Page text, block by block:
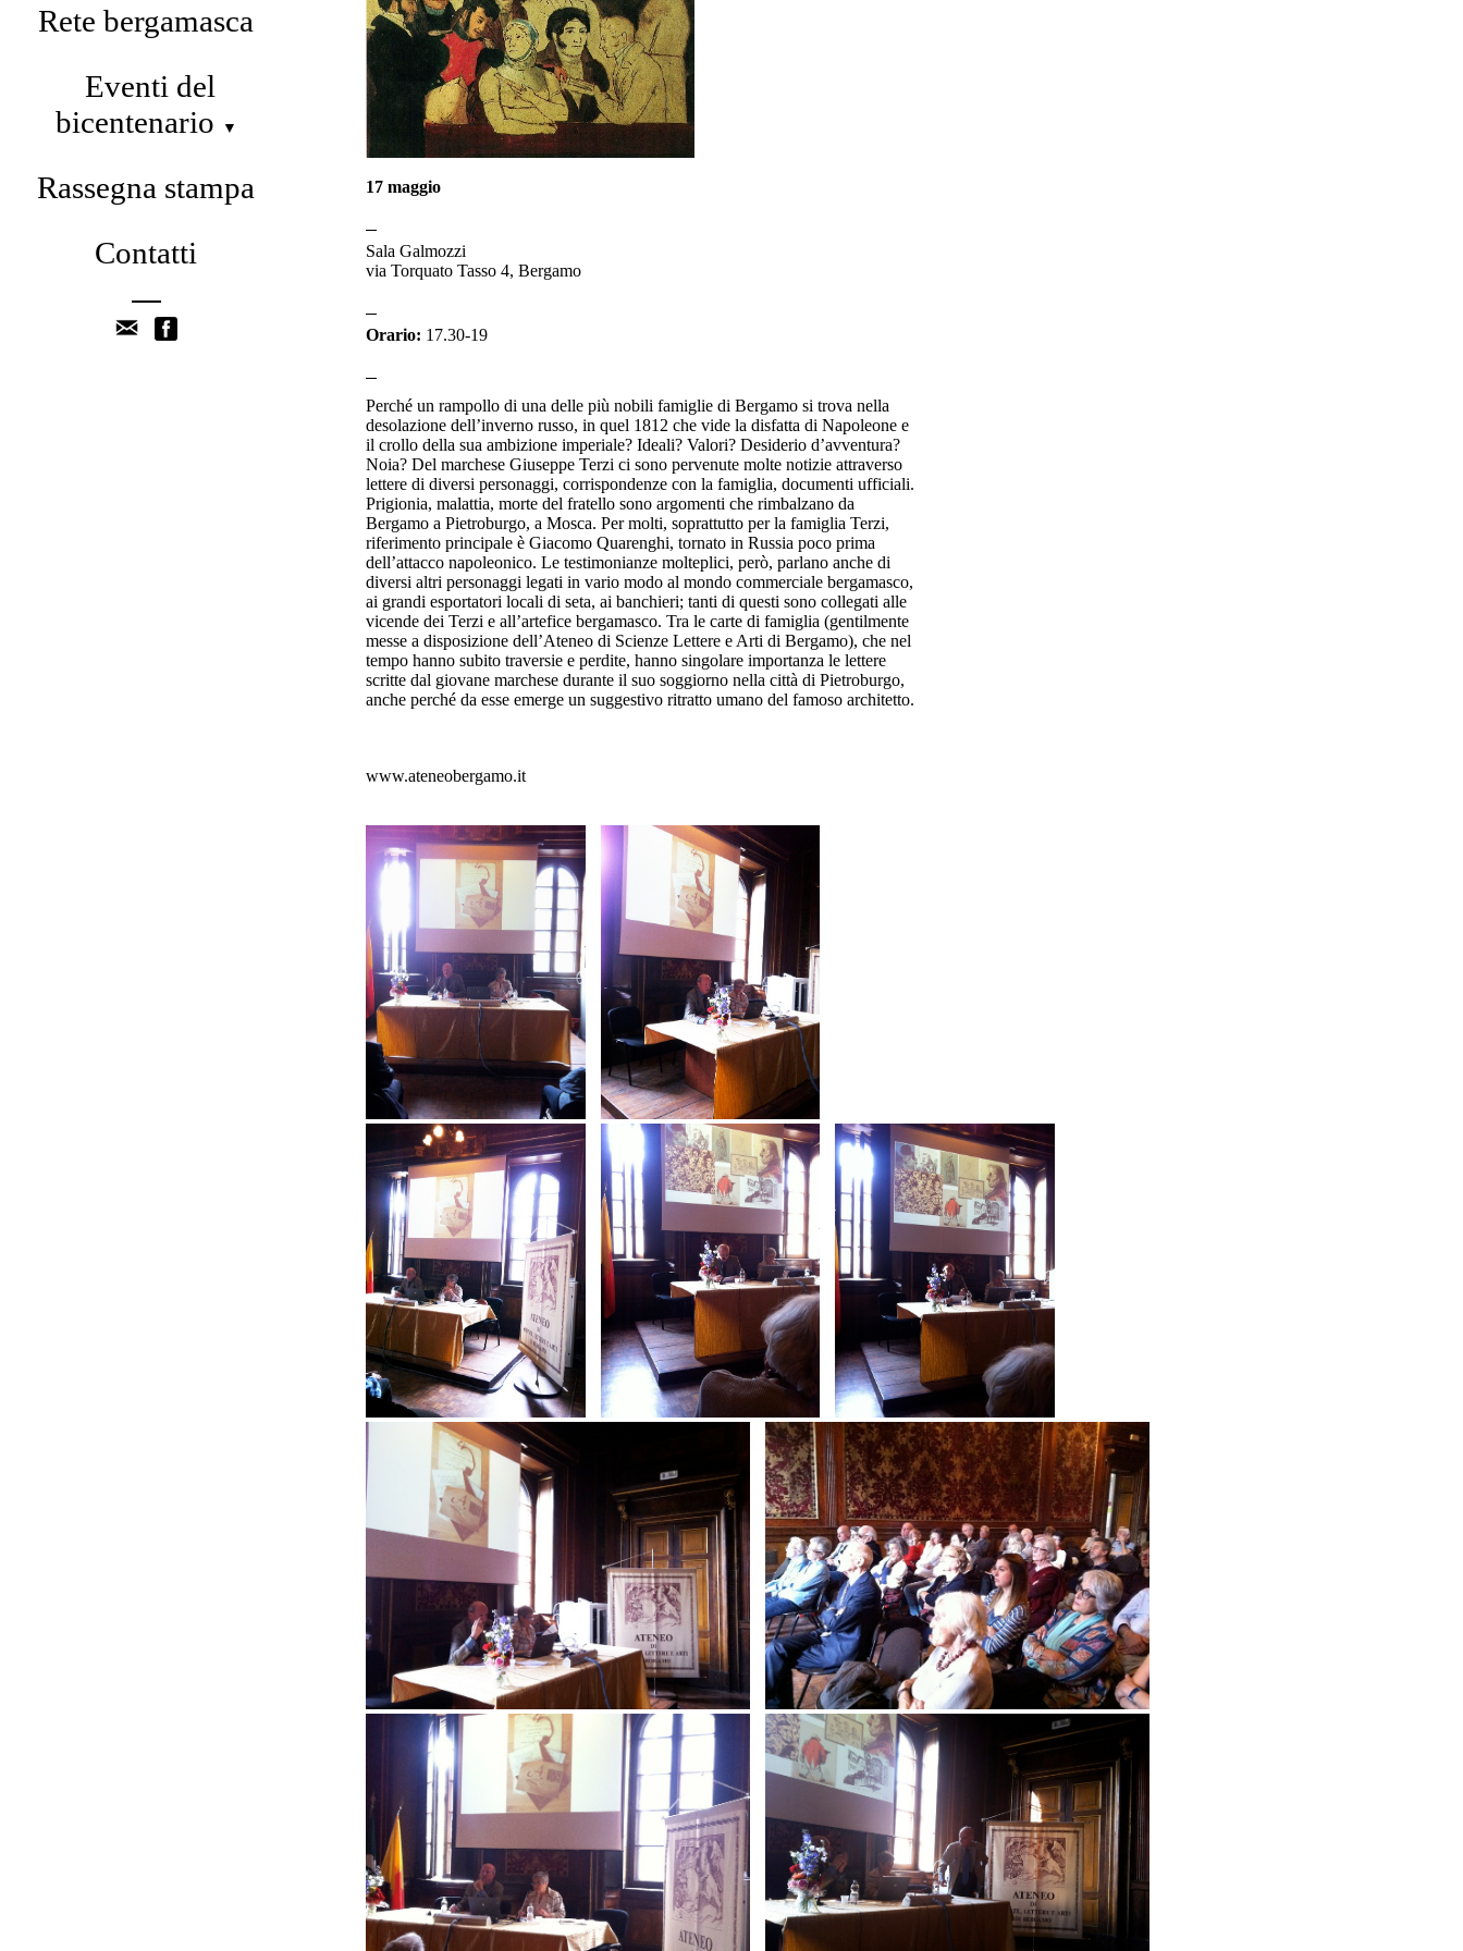
Rete bergamasca
Eventi del
bicentenario
▼
Rassegna stampa
Contatti
17 maggio
Sala Galmozzi
via Torquato Tasso 4, Bergamo
Orario: 17.30-19
Perché un rampollo di una delle più nobili famiglie di Bergamo si trova nella
desolazione dell’inverno russo, in quel 1812 che vide la disfatta di Napoleone e
il crollo della sua ambizione imperiale? Ideali? Valori? Desiderio d’avventura?
Noia? Del marchese Giuseppe Terzi ci sono pervenute molte notizie attraverso
lettere di diversi personaggi, corrispondenze con la famiglia, documenti ufficiali.
Prigionia, malattia, morte del fratello sono argomenti che rimbalzano da
Bergamo a Pietroburgo, a Mosca. Per molti, soprattutto per la famiglia Terzi,
riferimento principale è Giacomo Quarenghi, tornato in Russia poco prima
dell’attacco napoleonico. Le testimonianze molteplici, però, parlano anche di
diversi altri personaggi legati in vario modo al mondo commerciale bergamasco,
ai grandi esportatori locali di seta, ai banchieri; tanti di questi sono collegati alle
vicende dei Terzi e all’artefice bergamasco. Tra le carte di famiglia (gentilmente
messe a disposizione dell’Ateneo di Scienze Lettere e Arti di Bergamo), che nel
tempo hanno subito traversie e perdite, hanno singolare importanza le lettere
scritte dal giovane marchese durante il suo soggiorno nella città di Pietroburgo,
anche perché da esse emerge un suggestivo ritratto umano del famoso architetto.
www.ateneobergamo.it